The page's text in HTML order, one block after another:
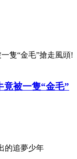
竟被一隻“金毛”